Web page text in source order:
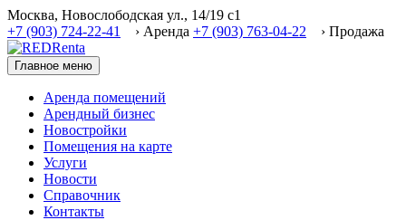
Москва, Новослободская ул., 14/19 с1
+7 (903) 724-22-41
› Аренда +7 (903) 763-04-22 › Продажа
Главное меню
Аренда помещений
Арендный бизнес
Новостройки
Помещения на карте
Услуги
Новости
Справочник
Контакты